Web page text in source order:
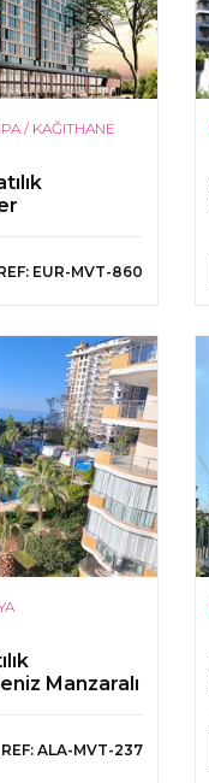
/ KAĞITHANE
EUR-MVT-860
Manzaralı
REF: ALA-MVT-237